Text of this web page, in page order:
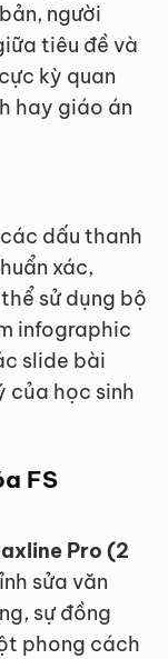
người
tiêu đề và
kỳ quan
hay giáo án
dấu thanh
xác,
sử dụng bộ
infographic
slide bài
của học sinh
FS
Pro (2
sửa văn
sự đồng
phong cách